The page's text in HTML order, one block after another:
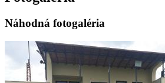
Náhodná fotogaléria